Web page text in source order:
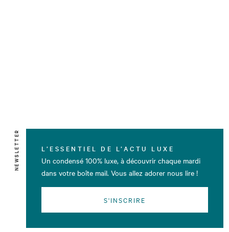
NEWSLETTER L’ESSENTIEL DE L’ACTU LUXE
Un condensé 100% luxe, à découvrir chaque mardi
dans votre boîte mail. Vous allez adorer nous lire !
S'INSCRIRE